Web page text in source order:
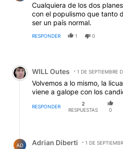
Cualquiera de los dos
con el populismo que tanto
ser un país normal.
RESPONDER 1 0
Comentario de WILL Outes.
WILL Outes 1 DE SEPTIEMBRE
Volvemos a lo mismo, la
viene a galope con los
RESPONDER
2
RESPUESTAS
0
AD Adrian Diberti
1 DE